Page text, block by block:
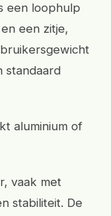
een loophulp
een zitje,
standaard
aluminium of
vaak met
stabiliteit. De